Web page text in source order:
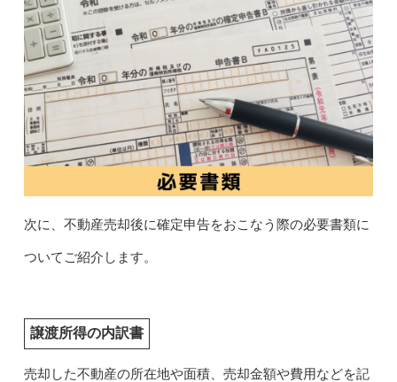
次に、不動産売却後に確定申告をおこなう際の必要書類に
ついてご紹介します。
譲渡所得の内訳書
売却した不動産の所在地や面積、売却金額や費用などを記